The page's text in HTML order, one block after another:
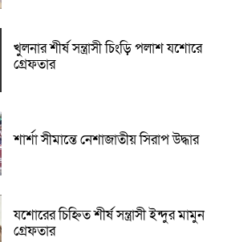
খুলনার শীর্ষ সন্ত্রাসী চিংড়ি পলাশ যশোরে
গ্রেফতার
শার্শা সীমান্তে নেশাজাতীয় সিরাপ উদ্ধার
যশোরের চিহ্নিত শীর্ষ সন্ত্রাসী ইন্দুর মামুন
গ্রেফতার